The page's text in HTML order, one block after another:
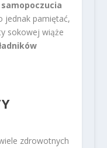
samopoczucia
jednak pamiętać,
sokowej wiąże
zdrowotnych